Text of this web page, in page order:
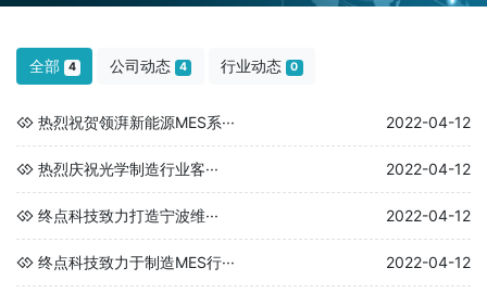
全部 4 公司动态 4 行业动态 0
热烈祝贺领湃新能源MES系··· 2022-04-12
热烈庆祝光学制造行业客··· 2022-04-12
终点科技致力打造宁波维··· 2022-04-12
终点科技致力于制造MES行··· 2022-04-12